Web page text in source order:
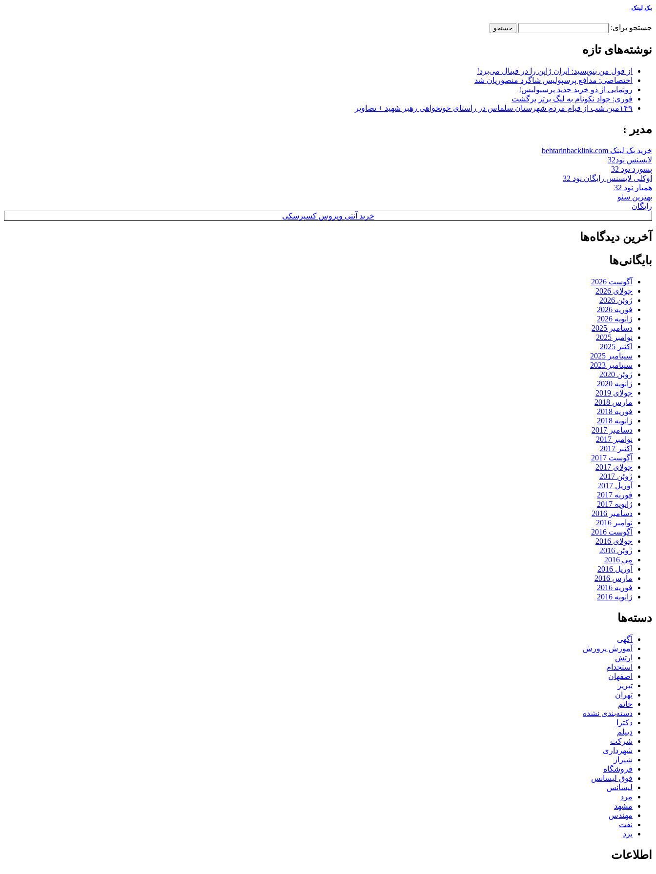
بک لینک
جستجو برای:
نوشته‌های تازه
از قول من بنویسید: ایران ژاپن را در فینال می‌برد!
اختصاصی: مدافع پرسپولیس شاگرد منصوریان شد
رونمایی از دو خرید جدید پرسپولیس!
فوری: جواد نکونام به لیگ برتر برگشت
۱۴۹مین شب از قیام مردم شهرستان سلماس در راستای خونخواهی رهبر شهید + تصاویر
مدیر :
خرید بک لینک behtarinbacklink.com
لایسنس نود32
پسورد نود 32
اوکلی لایسنس رایگان نود 32
همیار نود 32
بهترین سئو
رایگان
خرید آنتی ویروس کسپرسکی
آخرین دیدگاه‌ها
بایگانی‌ها
آگوست 2026
جولای 2026
ژوئن 2026
فوریه 2026
ژانویه 2026
دسامبر 2025
نوامبر 2025
اکتبر 2025
سپتامبر 2025
سپتامبر 2023
ژوئن 2020
ژانویه 2020
جولای 2019
مارس 2018
فوریه 2018
ژانویه 2018
دسامبر 2017
نوامبر 2017
اکتبر 2017
آگوست 2017
جولای 2017
ژوئن 2017
آوریل 2017
فوریه 2017
ژانویه 2017
دسامبر 2016
نوامبر 2016
آگوست 2016
جولای 2016
ژوئن 2016
می 2016
آوریل 2016
مارس 2016
فوریه 2016
ژانویه 2016
دسته‌ها
آگهی
آموزش پرورش
ارتش
استخدام
اصفهان
تبریز
تهران
خانم
دسته‌بندی نشده
دکترا
دیپلم
شرکت
شهرداری
شیراز
فروشگاه
فوق لیسانس
لیسانس
مرد
مشهد
مهندس
نفت
یزد
اطلاعات